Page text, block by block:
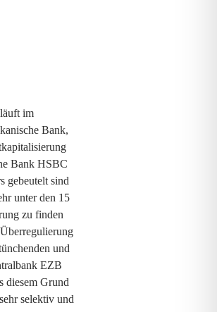
im
Bank,
Bank HSBC
gebeutelt sind
unter den 15
zu finden
und
EZB
diesem Grund
selektiv und